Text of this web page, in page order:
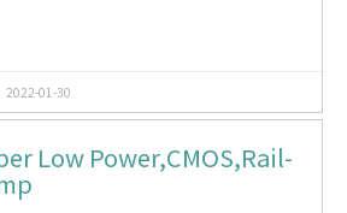
2022-01-30
Low Power,CMOS,Rail-